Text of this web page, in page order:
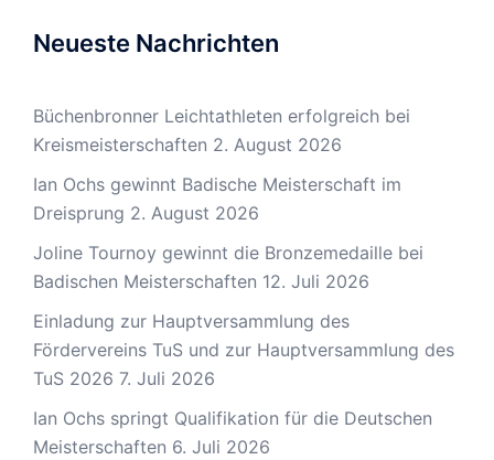
Neueste Nachrichten
Büchenbronner Leichtathleten erfolgreich bei
Kreismeisterschaften 2. August 2026
Ian Ochs gewinnt Badische Meisterschaft im
Dreisprung 2. August 2026
Joline Tournoy gewinnt die Bronzemedaille bei
Badischen Meisterschaften 12. Juli 2026
Einladung zur Hauptversammlung des
Fördervereins TuS und zur Hauptversammlung des
TuS 2026 7. Juli 2026
Ian Ochs springt Qualifikation für die Deutschen
Meisterschaften 6. Juli 2026